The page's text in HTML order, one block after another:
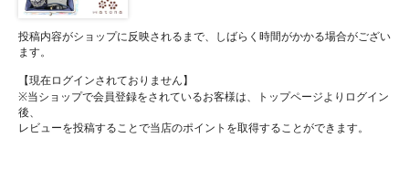
投稿内容がショップに反映されるまで、しばらく時間がかかる場合がござい
ます。
【現在ログインされておりません】
※当ショップで会員登録をされているお客様は、トップページよりログイン
後、
レビューを投稿することで当店のポイントを取得することができます。